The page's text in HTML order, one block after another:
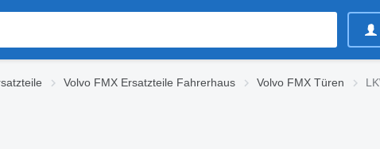
Volvo FMX Ersatzteile Fahrerhaus Volvo FMX Türen